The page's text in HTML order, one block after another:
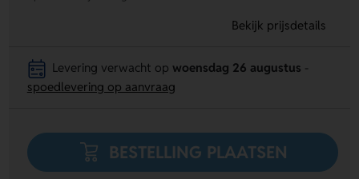
Bekijk prijsdetails
Levering verwacht op woensdag 26 augustus
spoedlevering op aanvraag
BESTELLING PLAATSEN